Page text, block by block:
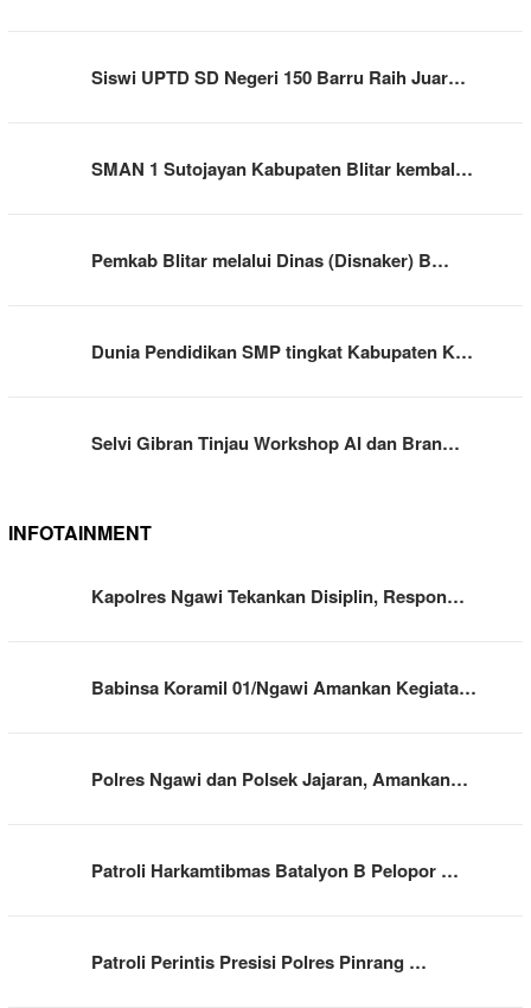
Siswi UPTD SD Negeri 150 Barru Raih Juar…
SMAN 1 Sutojayan Kabupaten Blitar kembal…
Pemkab Blitar melalui Dinas (Disnaker) B…
Dunia Pendidikan SMP tingkat Kabupaten K…
Selvi Gibran Tinjau Workshop AI dan Bran…
INFOTAINMENT
Kapolres Ngawi Tekankan Disiplin, Respon…
Babinsa Koramil 01/Ngawi Amankan Kegiata…
Polres Ngawi dan Polsek Jajaran, Amankan…
Patroli Harkamtibmas Batalyon B Pelopor …
Patroli Perintis Presisi Polres Pinrang …